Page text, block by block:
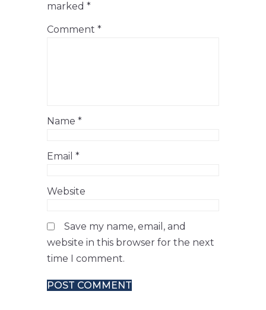
marked *
Comment *
Name *
Email *
Website
Save my name, email, and
website in this browser for the next
time I comment.